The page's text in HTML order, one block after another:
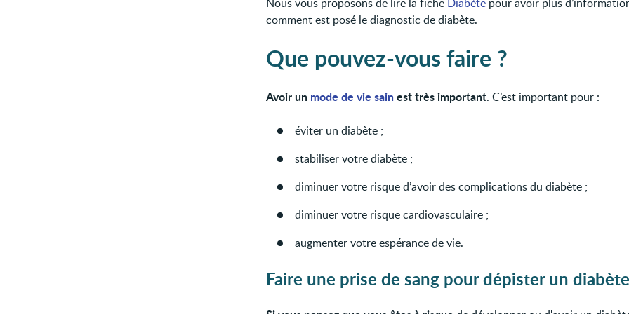
comment est posé le diagnostic de diabète.
Que pouvez-vous faire ?
Avoir un mode de vie sainest très important. C’est important pour :
éviter un diabète ;
stabiliser votre diabète ;
diminuer votre risque d’avoir des complications du diabète ;
diminuer votre risque cardiovasculaire ;
augmenter votre espérance de vie.
Faire une prise de sang pour dépister un